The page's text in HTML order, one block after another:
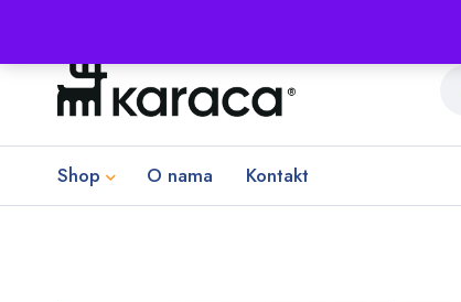
Shop O nama Kontakt